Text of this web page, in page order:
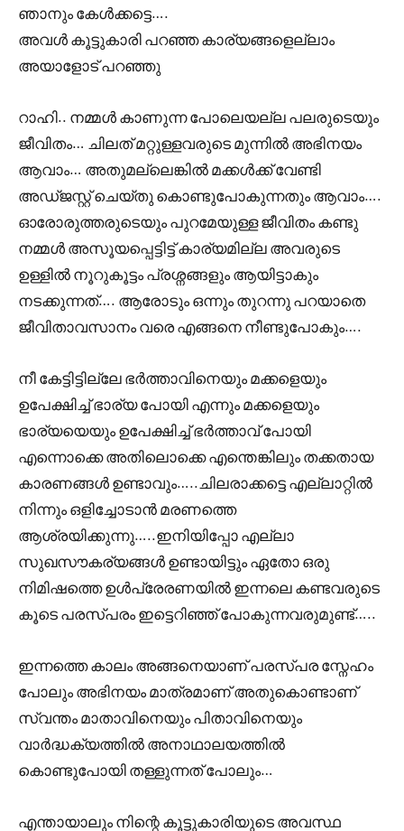
ഞാനും കേൾക്കട്ടെ….
അവൾ കൂട്ടുകാരി പറഞ്ഞ കാര്യങ്ങളെല്ലാം
അയാളോട് പറഞ്ഞു
റാഹി.. നമ്മൾ കാണുന്ന പോലെയല്ല പലരുടെയും
ജീവിതം… ചിലത് മറ്റുള്ളവരുടെ മുന്നിൽ അഭിനയം
ആവാം… അതുമല്ലെങ്കിൽ മക്കൾക്ക് വേണ്ടി
അഡ്ജസ്റ്റ് ചെയ്തു കൊണ്ടുപോകുന്നതും ആവാം….
ഓരോരുത്തരുടെയും പുറമേയുള്ള ജീവിതം കണ്ടു
നമ്മൾ അസൂയപ്പെട്ടിട്ട് കാര്യമില്ല അവരുടെ
ഉള്ളിൽ നൂറുകൂട്ടം പ്രശ്നങ്ങളും ആയിട്ടാകും
നടക്കുന്നത്…. ആരോടും ഒന്നും തുറന്നു പറയാതെ
ജീവിതാവസാനം വരെ എങ്ങനെ നീണ്ടുപോകും….
നീ കേട്ടിട്ടില്ലേ ഭർത്താവിനെയും മക്കളെയും
ഉപേക്ഷിച്ച് ഭാര്യ പോയി എന്നും മക്കളെയും
ഭാര്യയെയും ഉപേക്ഷിച്ച് ഭർത്താവ് പോയി
എന്നൊക്കെ അതിലൊക്കെ എന്തെങ്കിലും തക്കതായ
കാരണങ്ങൾ ഉണ്ടാവും…..ചിലരാക്കട്ടെ എല്ലാറ്റിൽ
നിന്നും ഒളിച്ചോടാൻ മരണത്തെ
ആശ്രയിക്കുന്നു…..ഇനിയിപ്പോ എല്ലാ
സുഖസൗകര്യങ്ങൾ ഉണ്ടായിട്ടും ഏതോ ഒരു
നിമിഷത്തെ ഉൾപ്രേരണയിൽ ഇന്നലെ കണ്ടവരുടെ
കൂടെ പരസ്പരം ഇട്ടെറിഞ്ഞ് പോകുന്നവരുമുണ്ട്…..
ഇന്നത്തെ കാലം അങ്ങനെയാണ് പരസ്പര സ്നേഹം
പോലും അഭിനയം മാത്രമാണ് അതുകൊണ്ടാണ്
സ്വന്തം മാതാവിനെയും പിതാവിനെയും
വാർദ്ധക്യത്തിൽ അനാഥാലയത്തിൽ
കൊണ്ടുപോയി തള്ളുന്നത് പോലും…
എന്തായാലും നിന്റെ കൂട്ടുകാരിയുടെ അവസ്ഥ